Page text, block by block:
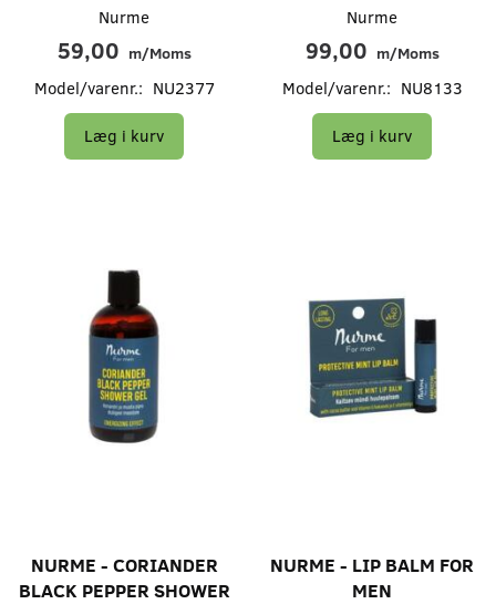
Nurme
59,00 m/Moms
Model/varenr.: NU2377
Læg i kurv
Nurme
99,00 m/Moms
Model/varenr.: NU8133
Læg i kurv
NURME - CORIANDER
BLACK PEPPER SHOWER
NURME - LIP BALM FOR
MEN